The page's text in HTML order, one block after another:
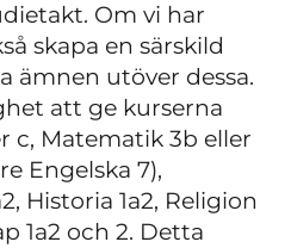
Om vi har
skapa en särskild
ämnen utöver dessa.
att ge kurserna
c, Matematik 3b eller
Engelska 7),
Historia 1a2, Religion
1a2 och 2. Detta